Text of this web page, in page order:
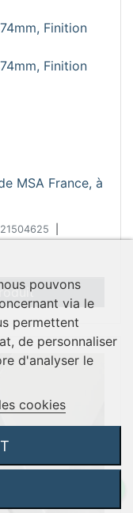
Finition
Finition
Finition
MSA France, à
pouvons
via le
permettent
de personnaliser
d'analyser le
cookies